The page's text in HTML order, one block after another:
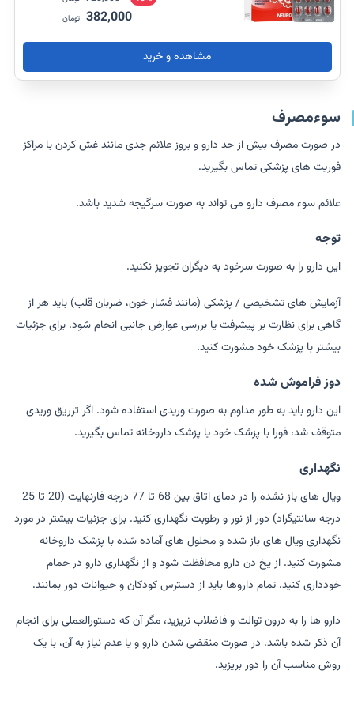
382,000 تومان
مشاهده و خرید
سوءمصرف
در صورت مصرف بیش از حد دارو و بروز علائم جدی مانند غش کردن با مراکز
فوریت های پزشکی تماس بگیرید.
علائم سوء مصرف دارو می تواند به صورت سرگیجه شدید باشد.
توجه
این دارو را به صورت سرخود به دیگران تجویز نکنید.
آزمایش های تشخیصی / پزشکی (مانند فشار خون، ضربان قلب) باید هر از
گاهی برای نظارت بر پیشرفت یا بررسی عوارض جانبی انجام شود. برای جزئیات
بیشتر با پزشک خود مشورت کنید.
دوز فراموش شده
این دارو باید به طور مداوم به صورت وریدی استفاده شود. اگر تزریق وریدی
متوقف شد، فورا با پزشک خود یا پزشک داروخانه تماس بگیرید.
نگهداری
ویال های باز نشده را در دمای اتاق بین 68 تا 77 درجه فارنهایت (20 تا 25
درجه سانتیگراد) دور از نور و رطوبت نگهداری کنید. برای جزئیات بیشتر در مورد
نگهداری ویال های باز شده و محلول های آماده شده با پزشک داروخانه
مشورت کنید. از یخ دن دارو محافظت شود و از نگهداری دارو در حمام
خودداری کنید. تمام داروها باید از دسترس کودکان و حیوانات دور بمانند.
دارو ها را به درون توالت و فاضلاب نریزید، مگر آن که دستورالعملی برای انجام
آن ذکر شده باشد. در صورت منقضی شدن دارو و یا عدم نیاز به آن، با یک
روش مناسب آن را دور بریزید.